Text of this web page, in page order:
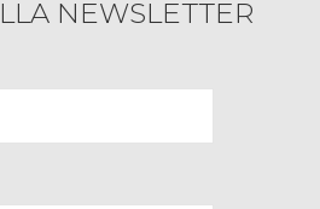
NEWSLETTER